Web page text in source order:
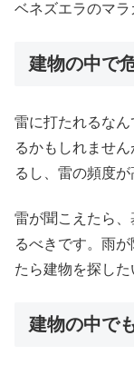
ベネズエラのマラ
建物の中で
雷に打たれるな
るかもしれませ
るし、雷の頻度が
雷が聞こえたら
るべきです。雨
たら建物を探した
建物の中で